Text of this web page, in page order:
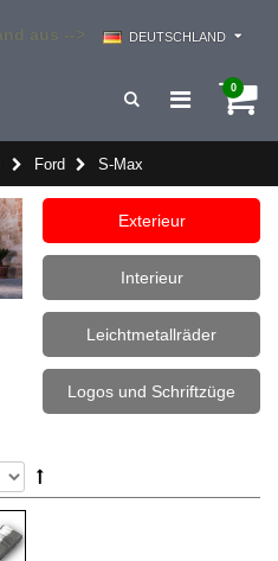
DEUTSCHLAND
0
Ford S-Max
Exterieur
Interieur
Leichtmetallräder
Logos und Schriftzüge